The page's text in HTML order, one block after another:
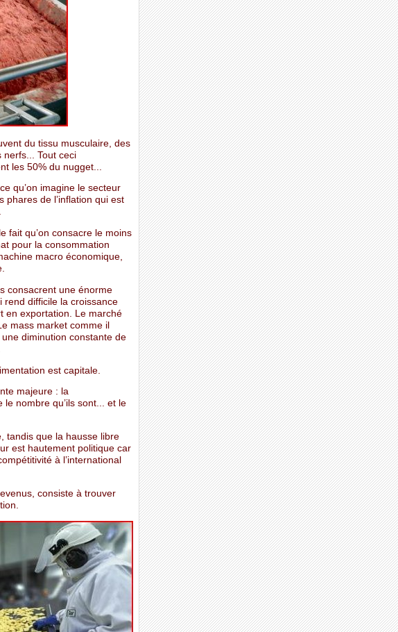
du tissu musculaire, des
nerfs... Tout ceci
les 50% du nugget...
qu’on imagine le secteur
phares de l’inflation qui est
fait qu’on consacre le moins
pour la consommation
macro économique,
consacrent une énorme
rend difficile la croissance
en exportation. Le marché
mass market comme il
diminution constante de
est capitale.
majeure : la
nombre qu’ils sont... et le
tandis que la hausse libre
est hautement politique car
à l’international
consiste à trouver